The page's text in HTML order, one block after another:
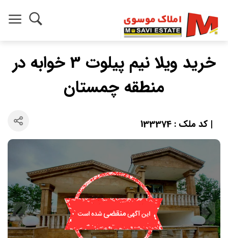
خرید ویلا نیم پیلوت 3 خوابه در
منطقه چمستان
| کد ملک : 133374